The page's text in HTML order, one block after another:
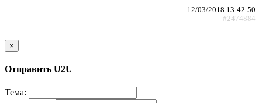
12/03/2018 13:42:50
#2474884
×
Отправить U2U
Тема: